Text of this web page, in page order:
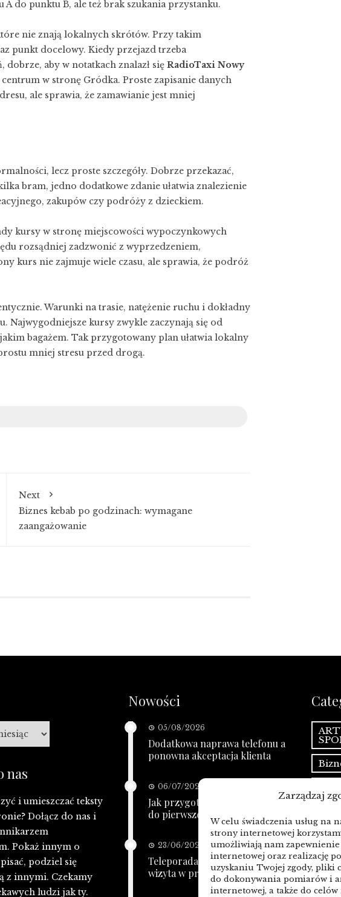
Zarządzaj
W celu świadczenia usług na
strony internetowej
umożliwiają nam zapewnienie
internetowej oraz realizację
uzyskaniu Twojej zgody, pliki
do dokonywania pomiarów i
internetowej, a także do
do punktu B, ale też brak szukania przystanku.
nie znają lokalnych skrótów. Przy takim
punkt docelowy. Kiedy przejazd trzeba
aby w notatkach znalazł się RadioTaxi Nowy
w stronę Gródka. Proste zapisanie danych
ale sprawia, że zamawianie jest mniej
lecz proste szczegóły. Dobrze przekazać,
bram, jedno dodatkowe zdanie ułatwia znalezienie
zakupów czy podróży z dzieckiem.
kursy w stronę miejscowości wypoczynkowych
rozsądniej zadzwonić z wyprzedzeniem,
kurs nie zajmuje wiele czasu, ale sprawia, że podróż
Warunki na trasie, natężenie ruchu i dokładny
Najwygodniejsze kursy zwykle zaczynają się od
bagażem. Tak przygotowany plan ułatwia lokalny
mniej stresu przed drogą.
Next
Biznes kebab po godzinach: wymagane
zaangażowanie
nas
i umieszczać teksty
Dołącz do nas i
Pokaż innym o
podziel się
z innymi. Czekamy
ludzi jak ty.
Nowości
05/08/2026
Dodatkowa naprawa telefonu a
ponowna akceptacja klienta
06/07/2026
Jak przygotować bazę mediów
do pierwszej kampanii PR
23/06/2026
Teleporada POZ: telefon czy
wizyta w przychodni
Inne